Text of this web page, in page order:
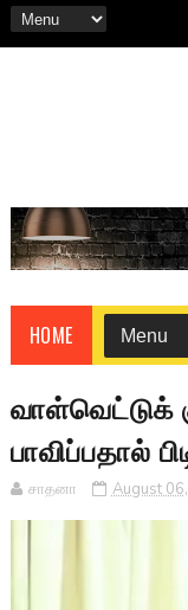
HOME
வாள்வெட்டுக்
பாவிப்பதால்
சாதனா August